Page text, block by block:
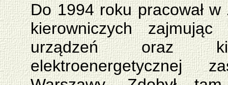
Do 1994 roku pracował
kierowniczych
urządzeń oraz
elektroenergetycznej